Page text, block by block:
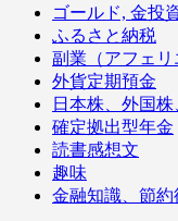
ゴールド, 金投
ふるさと納税
副業（アフェ
外貨定期預金
日本株、外国
確定拠出型年金
読書感想文
趣味
金融知識、節